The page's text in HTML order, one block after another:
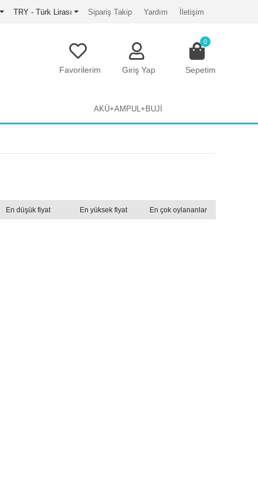
TRY - Türk Lirası Sipariş Takip Yardım İletişim
Favorilerim Giriş Yap
0
Sepetim
AKÜ+AMPUL+BUJİ
En düşük fiyat En yüksek fiyat En çok oylananlar